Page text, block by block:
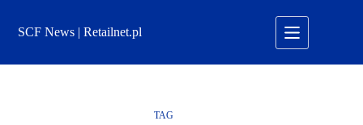
treściSCF News | Retailnet.pl
TAG